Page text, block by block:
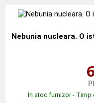
Nebunia nucleara. O
In stoc furnizor - Timp